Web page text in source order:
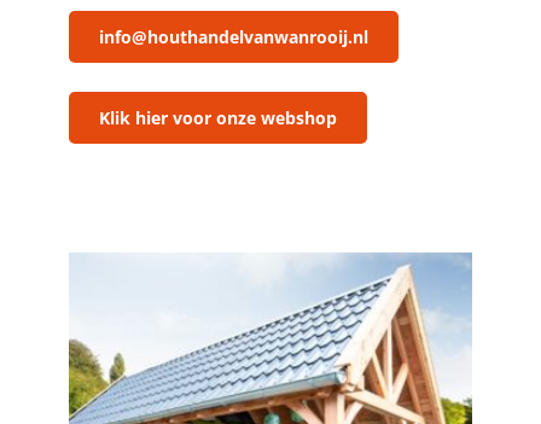
info@houthandelvanwanrooij.nl
Klik hier voor onze webshop